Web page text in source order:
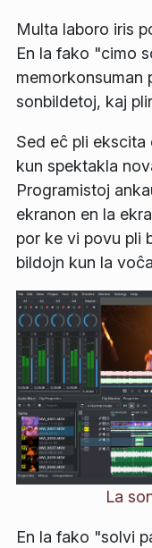
Multa laboro iris
En la fako "cimo
memorkonsuman
sonbildetoj, kaj
Sed eĉ pli ekscita
kun spektakla
Programistoj
ekranon en la
por ke vi povu pli
bildojn kun la
La
En la fako "solvi